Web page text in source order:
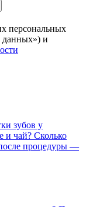
персональных
и
зубов у
и чай? Сколько
после процедуры —